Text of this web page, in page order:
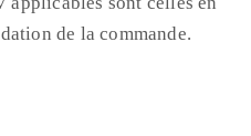
de la commande.